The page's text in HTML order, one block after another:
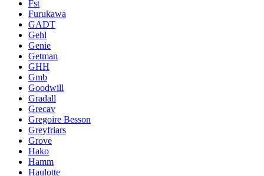
Fst
Furukawa
GADT
Gehl
Genie
Getman
GHH
Gmb
Goodwill
Gradall
Grecav
Gregoire Besson
Greyfriars
Grove
Hako
Hamm
Haulotte